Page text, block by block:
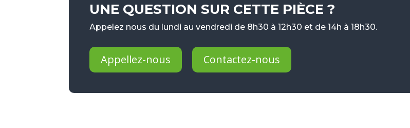
UNE QUESTION SUR CETTE PIÈCE ?
Appelez nous du lundi au vendredi de 8h30 à 12h30 et de 14h à 18h30.
Appellez-nous Contactez-nous